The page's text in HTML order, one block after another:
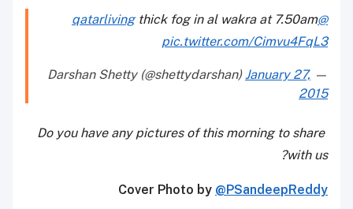
@qatarliving
thick fog in al wakra at 7.50am
pic.twitter.com/Cimvu4FqL3
— Darshan Shetty (@shettydarshan)
January 27,
2015
Do you have any pictures of this morning to share
with us?
Cover Photo by @PSandeepReddy